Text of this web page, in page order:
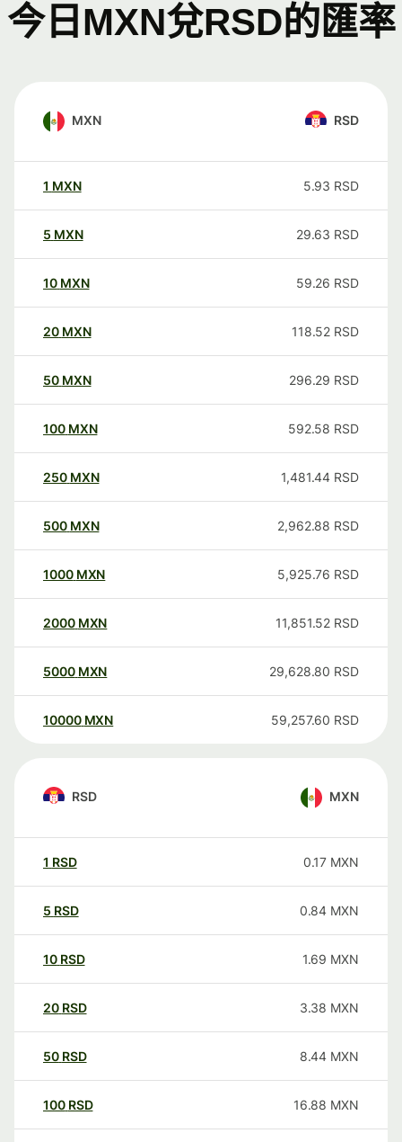
今日MXN兌RSD的匯率
MXN RSD
1 MXN 5.93 RSD
5 MXN 29.63 RSD
10 MXN 59.26 RSD
20 MXN 118.52 RSD
50 MXN 296.29 RSD
100 MXN 592.58 RSD
250 MXN 1,481.44 RSD
500 MXN 2,962.88 RSD
1000 MXN 5,925.76 RSD
2000 MXN 11,851.52 RSD
5000 MXN 29,628.80 RSD
10000 MXN 59,257.60 RSD
RSD MXN
1 RSD 0.17 MXN
5 RSD 0.84 MXN
10 RSD 1.69 MXN
20 RSD 3.38 MXN
50 RSD 8.44 MXN
100 RSD 16.88 MXN